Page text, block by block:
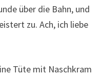
über die Bahn, und
zu. Ach, ich liebe
Tüte mit Naschkram